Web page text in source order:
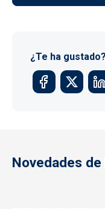
¿Te ha
Novedades